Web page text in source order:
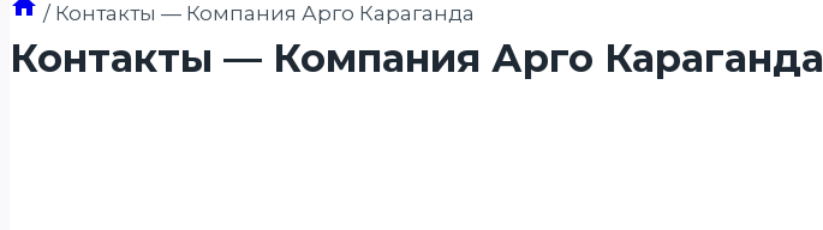
/ Контакты — Компания Арго Караганда
Контакты — Компания Арго Караганда